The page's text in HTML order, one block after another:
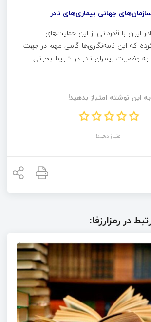
جهانی بیماری‌های نادر
ایران با قدردانی از این حمایت‌های
کرده که این نامه‌نگاری‌ها گامی مهم در جهت
وضعیت بیماران نادر در شرایط بحرانی
به این نوشته امتیاز بدهید!
امتیاز دهید!
در رمزارزفا: